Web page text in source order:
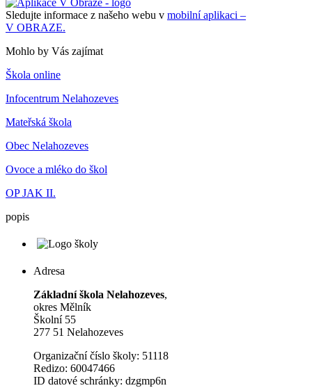
Sledujte informace z našeho webu v mobilní aplikaci –
V OBRAZE.
Mohlo by Vás zajímat
Škola online
Infocentrum Nelahozeves
Mateřská škola
Obec Nelahozeves
Ovoce a mléko do škol
OP JAK II.
popis
Adresa
Základní škola Nelahozeves,
okres Mělník
Školní 55
277 51 Nelahozeves
Organizační číslo školy: 51118
Redizo: 60047466
ID datové schránky: dzgmp6n